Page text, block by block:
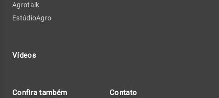
Agrotalk
EstúdioAgro
Vídeos
Confira também Contato